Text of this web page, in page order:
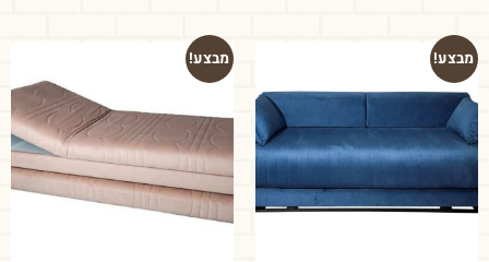
מבצע! מבצע!